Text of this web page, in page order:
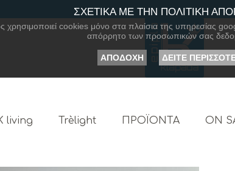
living Trèlight ΠΡΟΪΟΝΤΑ ON
ΣΧΕΤΙΚΑ ΜΕ ΤΗΝ ΠΟΛΙΤΙΚΗ
χρησιμοποιεί cookies μόνο στα πλαίσια της υπηρεσίας
απόρρητο των προσωπικών σας
ΑΠΟΔΟΧΗ ΔΕΙΤΕ